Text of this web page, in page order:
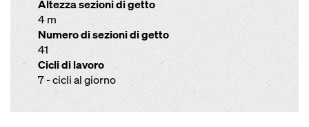
Altezza sezioni di getto
4 m
Numero di sezioni di getto
41
Cicli di lavoro
7 - cicli al giorno